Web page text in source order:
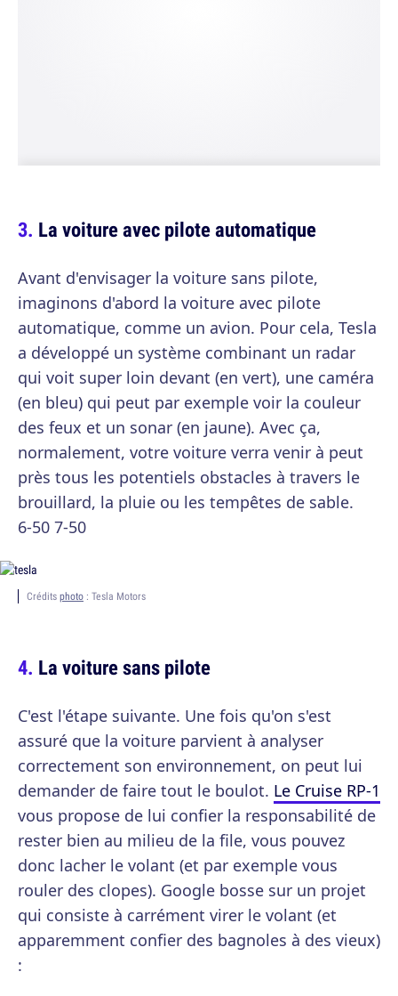
La voiture avec pilote automatique
Avant d'envisager la voiture sans pilote,
imaginons d'abord la voiture avec pilote
automatique, comme un avion. Pour cela, Tesla
a développé un système combinant un radar
qui voit super loin devant (en vert), une caméra
(en bleu) qui peut par exemple voir la couleur
des feux et un sonar (en jaune). Avec ça,
normalement, votre voiture verra venir à peut
près tous les potentiels obstacles à travers le
brouillard, la pluie ou les tempêtes de sable.
6-50 7-50
Crédits photo : Tesla Motors
La voiture sans pilote
C'est l'étape suivante. Une fois qu'on s'est
assuré que la voiture parvient à analyser
correctement son environnement, on peut lui
demander de faire tout le boulot. Le Cruise RP-1
vous propose de lui confier la responsabilité de
rester bien au milieu de la file, vous pouvez
donc lacher le volant (et par exemple vous
rouler des clopes). Google bosse sur un projet
qui consiste à carrément virer le volant (et
apparemment confier des bagnoles à des vieux)
: